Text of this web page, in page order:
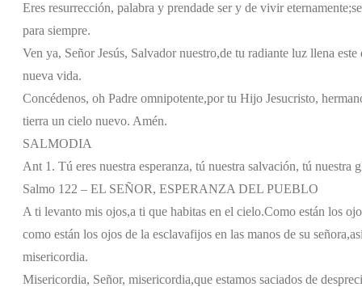
Eres resurrección, palabra y prendade ser y de vivir eternamente;
para siempre.
Ven ya, Señor Jesús, Salvador nuestro,de tu radiante luz llena este
nueva vida.
Concédenos, oh Padre omnipotente,por tu Hijo Jesucristo,
tierra un cielo nuevo. Amén.
SALMODIA
Ant 1. Tú eres nuestra esperanza, tú nuestra salvación, tú nuestra
Salmo 122 – EL SEÑOR, ESPERANZA DEL PUEBLO
A ti levanto mis ojos,a ti que habitas en el cielo.Como están los
como están los ojos de la esclavafijos en las manos de su señora,
misericordia.
Misericordia, Señor, misericordia,que estamos saciados de